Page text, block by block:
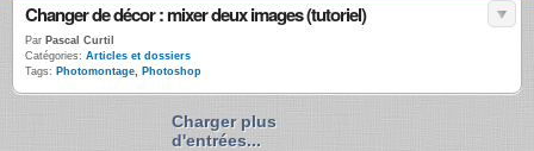
Changer de décor : mixer deux images (tutoriel)
Par Pascal Curtil
Catégories: Articles et dossiers
Tags: Photomontage, Photoshop
Charger plus
d'entrées...